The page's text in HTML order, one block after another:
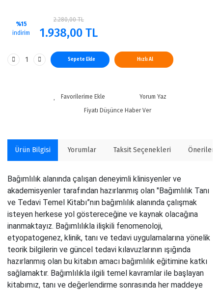
%15
indirim
2.280,00 TL
1.938,00 TL
Sepete Ekle Hızlı Al
Yorum Yaz
Fiyatı Düşünce Haber Ver
Ürün Bilgisi Yorumlar Taksit Seçenekleri
Bağımlılık alanında çalışan deneyimli klinisyenler ve
akademisyenler tarafından hazırlanmış olan "Bağımlılık Tanı
ve Tedavi Temel Kitabı”nın bağımlılık alanında çalışmak
isteyen herkese yol göstereceğine ve kaynak olacağına
inanmaktayız. Bağımlılıkla ilişkili fenomenoloji,
etyopatogenez, klinik, tanı ve tedavi uygulamalarına yönelik
teorik bilgilerin ve güncel tedavi kılavuzlarının ışığında
hazırlanmış olan bu kitabın amacı bağımlılık eğitimine katkı
sağlamaktır. Bağımlılıkla ilgili temel kavramlar ile başlayan
kitabımız, tanı ve değerlendirme sonrasında her maddeye